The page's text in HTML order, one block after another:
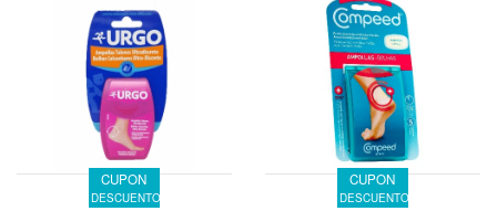
CUPON
DESCUENTO
CUPON
DESCUENTO